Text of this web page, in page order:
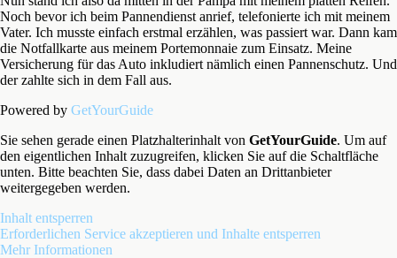
Noch bevor ich beim Pannendienst anrief, telefonierte ich mit meinem
Vater. Ich musste einfach erstmal erzählen, was passiert war. Dann kam
die Notfallkarte aus meinem Portemonnaie zum Einsatz. Meine
Versicherung für das Auto inkludiert nämlich einen Pannenschutz. Und
der zahlte sich in dem Fall aus.
Powered by GetYourGuide
Sie sehen gerade einen Platzhalterinhalt von GetYourGuide. Um auf
den eigentlichen Inhalt zuzugreifen, klicken Sie auf die Schaltfläche
unten. Bitte beachten Sie, dass dabei Daten an Drittanbieter
weitergegeben werden.
Inhalt entsperren
Erforderlichen Service akzeptieren und Inhalte entsperren
Mehr Informationen